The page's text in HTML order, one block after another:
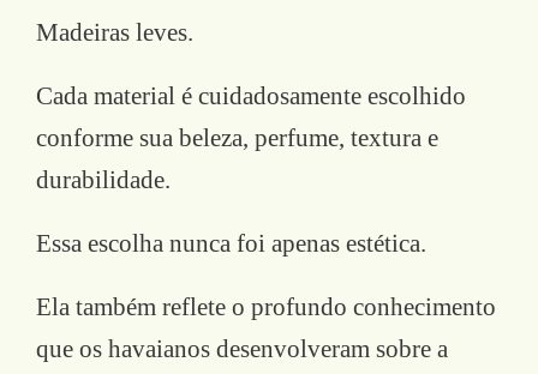
Madeiras leves.
Cada material é cuidadosamente escolhido
conforme sua beleza, perfume, textura e
durabilidade.
Essa escolha nunca foi apenas estética.
Ela também reflete o profundo conhecimento
que os havaianos desenvolveram sobre a